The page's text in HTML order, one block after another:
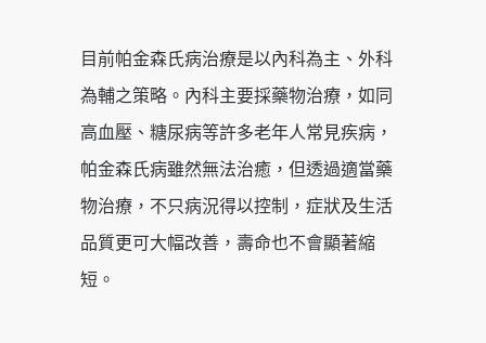
目前帕金森氏病治療是以內科為主、外科
為輔之策略。內科主要採藥物治療，如同
高血壓、糖尿病等許多老年人常見疾病，
帕金森氏病雖然無法治癒，但透過適當藥
物治療，不只病況得以控制，症狀及生活
品質更可大幅改善，壽命也不會顯著縮
短。